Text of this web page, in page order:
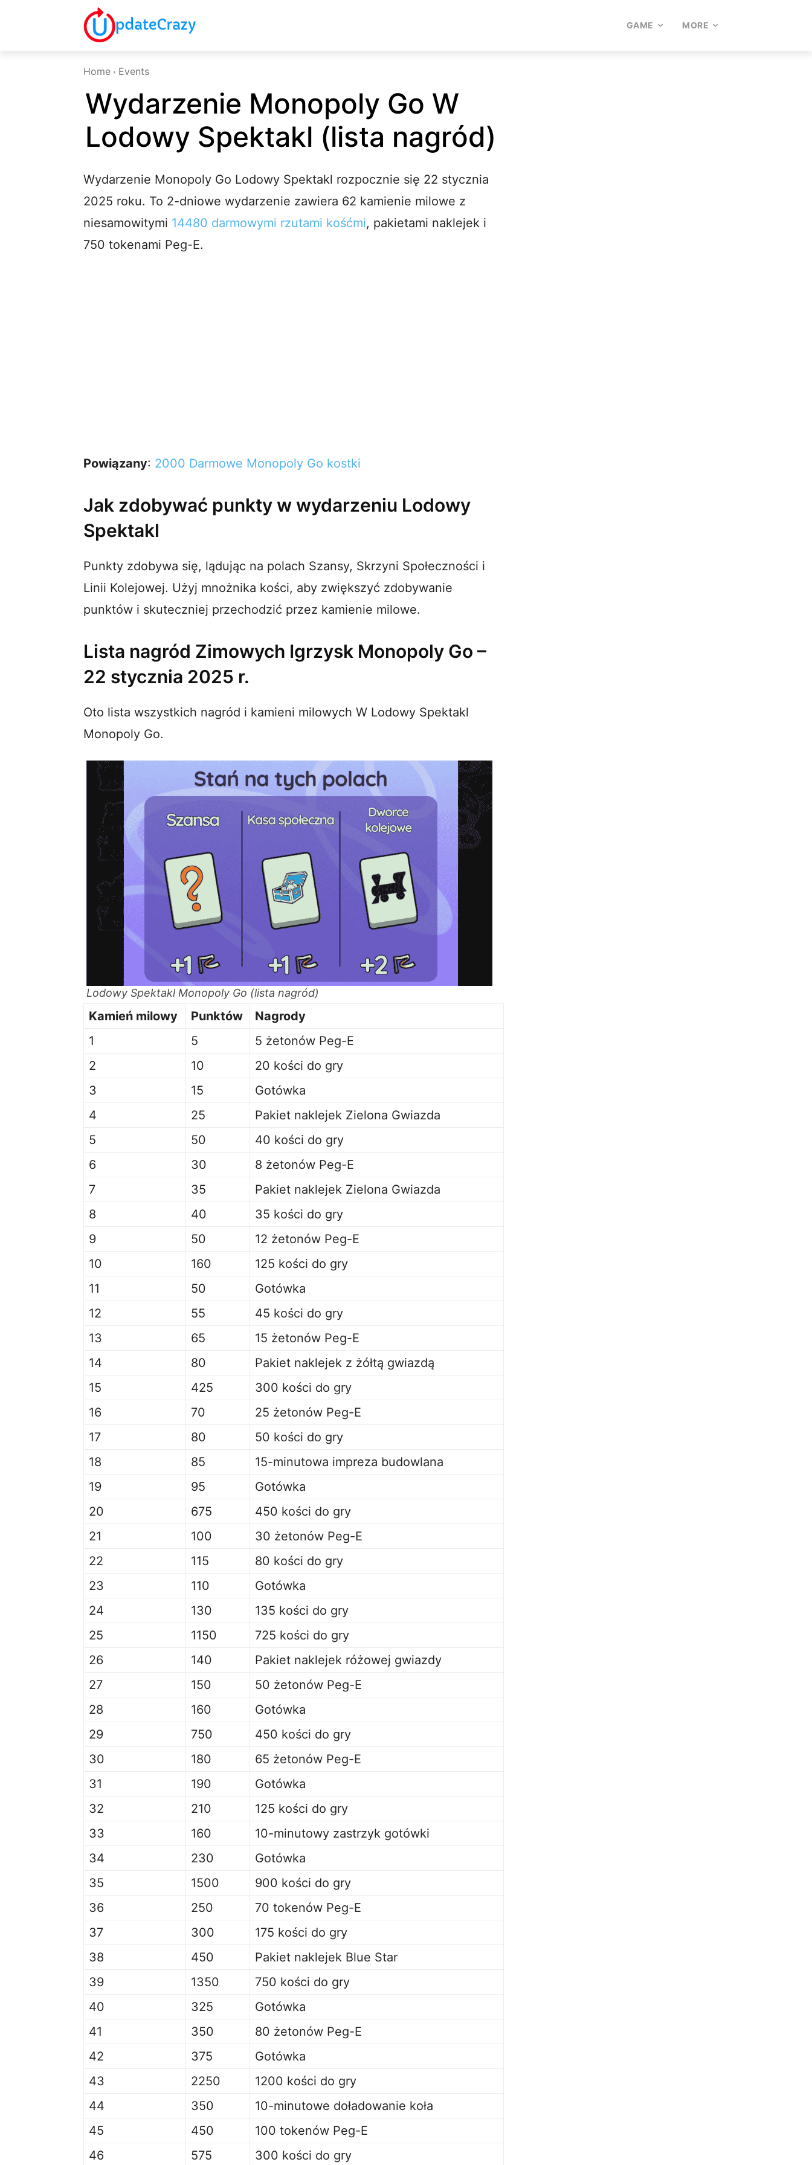
GAME MORE
Home Events
Wydarzenie Monopoly Go W
Lodowy Spektakl (lista nagród)
Wydarzenie Monopoly Go Lodowy Spektakl rozpocznie się 22 stycznia
2025 roku. To 2-dniowe wydarzenie zawiera 62 kamienie milowe z
niesamowitymi 14480 darmowymi rzutami kośćmi, pakietami naklejek i
750 tokenami Peg-E.
Powiązany: 2000 Darmowe Monopoly Go kostki
Jak zdobywać punkty w wydarzeniu Lodowy
Spektakl
Punkty zdobywa się, lądując na polach Szansy, Skrzyni Społeczności i
Linii Kolejowej. Użyj mnożnika kości, aby zwiększyć zdobywanie
punktów i skuteczniej przechodzić przez kamienie milowe.
Lista nagród Zimowych Igrzysk Monopoly Go –
22 stycznia 2025 r.
Oto lista wszystkich nagród i kamieni milowych W Lodowy Spektakl
Monopoly Go.
Lodowy Spektakl Monopoly Go (lista nagród)
Kamień milowy Punktów
Nagrody
1
5
5 żetonów Peg-E
2
10
20 kości do gry
3
15
Gotówka
4
25
Pakiet naklejek Zielona Gwiazda
5
50
40 kości do gry
6
30
8 żetonów Peg-E
7
35
Pakiet naklejek Zielona Gwiazda
8
40
35 kości do gry
9
50
12 żetonów Peg-E
10
160
125 kości do gry
11
50
Gotówka
12
55
45 kości do gry
13
65
15 żetonów Peg-E
14
80
Pakiet naklejek z żółtą gwiazdą
15
425
300 kości do gry
16
70
25 żetonów Peg-E
17
80
50 kości do gry
18
85
15-minutowa impreza budowlana
19
95
Gotówka
20
675
450 kości do gry
21
100
30 żetonów Peg-E
22
115
80 kości do gry
23
110
Gotówka
24
130
135 kości do gry
25
1150
725 kości do gry
26
140
Pakiet naklejek różowej gwiazdy
27
150
50 żetonów Peg-E
28
160
Gotówka
29
750
450 kości do gry
30
180
65 żetonów Peg-E
31
190
Gotówka
32
210
125 kości do gry
33
160
10-minutowy zastrzyk gotówki
34
230
Gotówka
35
1500
900 kości do gry
36
250
70 tokenów Peg-E
37
300
175 kości do gry
38
450
Pakiet naklejek Blue Star
39
1350
750 kości do gry
40
325
Gotówka
41
350
80 żetonów Peg-E
42
375
Gotówka
43
2250
1200 kości do gry
44
350
10-minutowe doładowanie koła
45
450
100 tokenów Peg-E
46
575 300 kości do gry